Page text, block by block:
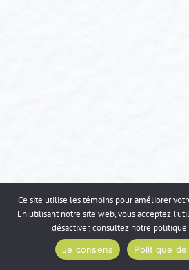
Ce site utilise les témoins pour améliorer
En utilisant notre site web, vous acceptez
désactiver, consultez notre politique
Je consens
Politique